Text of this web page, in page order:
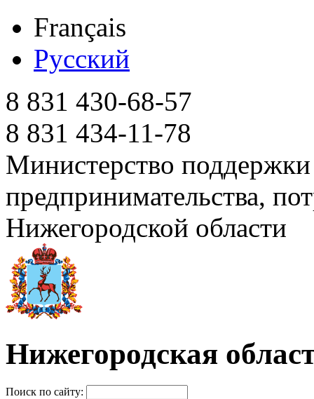
Français
Русский
8 831 430-68-57
8 831 434-11-78
Министерство поддержки
предпринимательства,
Нижегородской области
Нижегородская
Поиск по сайту: